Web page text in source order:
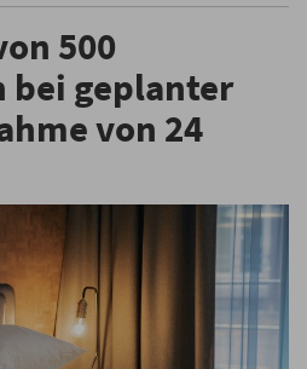
500
bei geplanter
von 24